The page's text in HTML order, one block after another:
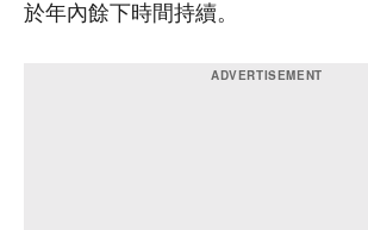
於年內餘下時間持續。